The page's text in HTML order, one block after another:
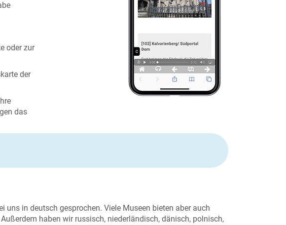
oder zur
der
das
uns in deutsch gesprochen. Viele Museen bieten aber auch
haben wir russisch, niederländisch, dänisch, polnisch,